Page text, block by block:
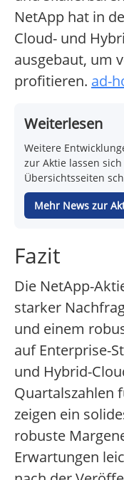
NetApp hat in
Cloud- und
ausgebaut, um
profitieren. ad-
Weiterlesen
Weitere
zur Aktie lassen
Übersichtsseiten
Mehr News zur
Fazit
Die NetApp-
starker
und einem
auf Enterprise-
und Hybrid-
Quartalszahlen
zeigen ein
robuste
Erwartungen